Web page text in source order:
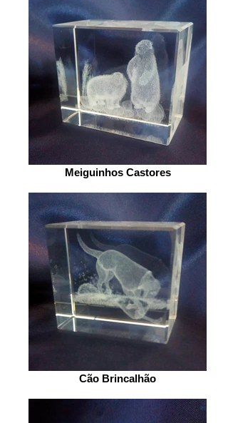
Meiguinhos Castores
Cão Brincalhão